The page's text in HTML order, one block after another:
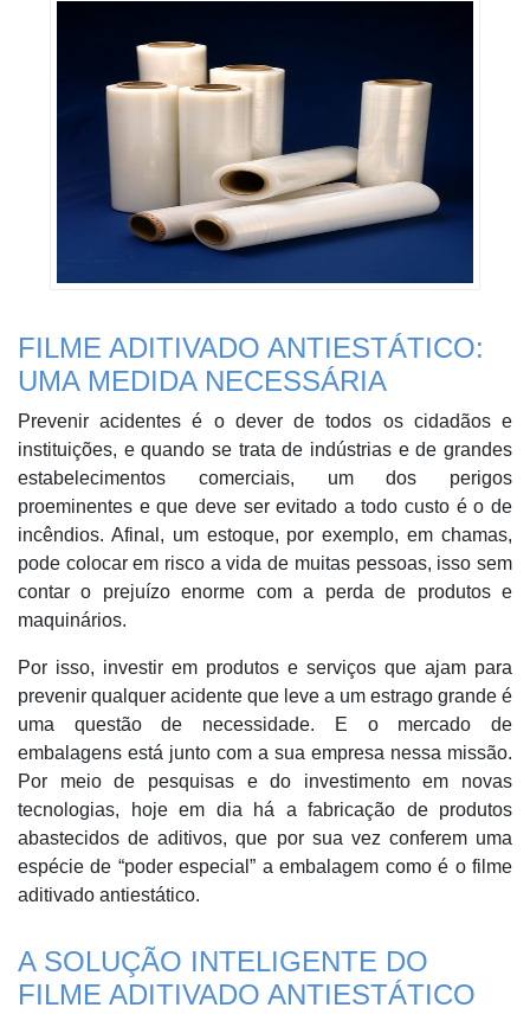
FILME ADITIVADO ANTIESTÁTICO:
UMA MEDIDA NECESSÁRIA
Prevenir acidentes é o dever de todos os cidadãos e
instituições, e quando se trata de indústrias e de grandes
estabelecimentos comerciais, um dos perigos
proeminentes e que deve ser evitado a todo custo é o de
incêndios. Afinal, um estoque, por exemplo, em chamas,
pode colocar em risco a vida de muitas pessoas, isso sem
contar o prejuízo enorme com a perda de produtos e
maquinários.
Por isso, investir em produtos e serviços que ajam para
prevenir qualquer acidente que leve a um estrago grande é
uma questão de necessidade. E o mercado de
embalagens está junto com a sua empresa nessa missão.
Por meio de pesquisas e do investimento em novas
tecnologias, hoje em dia há a fabricação de produtos
abastecidos de aditivos, que por sua vez conferem uma
espécie de “poder especial” a embalagem como é o filme
aditivado antiestático.
A SOLUÇÃO INTELIGENTE DO
FILME ADITIVADO ANTIESTÁTICO